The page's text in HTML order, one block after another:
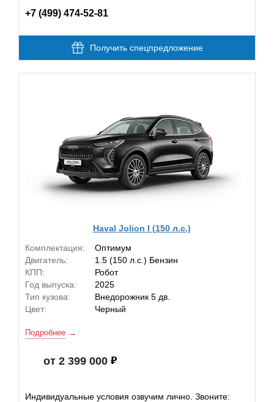
+7 (499) 474-52-81
Получить спецпредложение
Haval Jolion I (150 л.с.)
Комплектация:
Оптимум
Двигатель:
1.5 (150 л.с.) Бензин
КПП:
Робот
Год выпуска:
2025
Тип кузова:
Внедорожник 5 дв.
Цвет:
Черный
Подробнее
от 2 399 000
Индивидуальные условия озвучим лично. Звоните: